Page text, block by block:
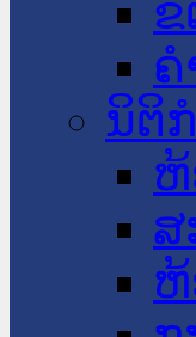
ຂໍ້
ຄໍ
ນິຕິ
ຫ້
ສ
ຫ້